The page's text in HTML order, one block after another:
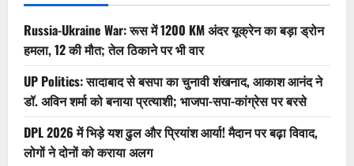
Russia-Ukraine War: रूस में 1200 KM अंदर यूक्रेन का बड़ा ड्रोन
हमला, 12 की मौत; तेल ठिकाने पर भी वार
UP Politics: सादाबाद से बसपा का चुनावी शंखनाद, आकाश आनंद ने
डॉ. अविन शर्मा को बनाया प्रत्याशी; भाजपा-सपा-कांग्रेस पर बरसे
DPL 2026 में भिड़े यश ढुल और प्रियांश आर्या! मैदान पर बढ़ा विवाद,
लोगों ने दोनों को कराया अलग